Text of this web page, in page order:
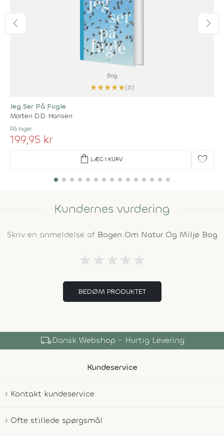
Bog
★★★★★(6)
Jeg Ser På Fugle
Morten D.D. Hansen
På lager
199,95 kr
shopping_bag LÆG I KURV favorite
Kundernes vurdering
Skriv en anmeldelse af Bogen Om Natur Og Miljø Bog
★ ★ ★ ★ ★
BEDØM PRODUKTET
local_shippingDansk Webshop - Hurtig Levering
Kundeservice
Kontakt kundeservice
Ofte stillede spørgsmål